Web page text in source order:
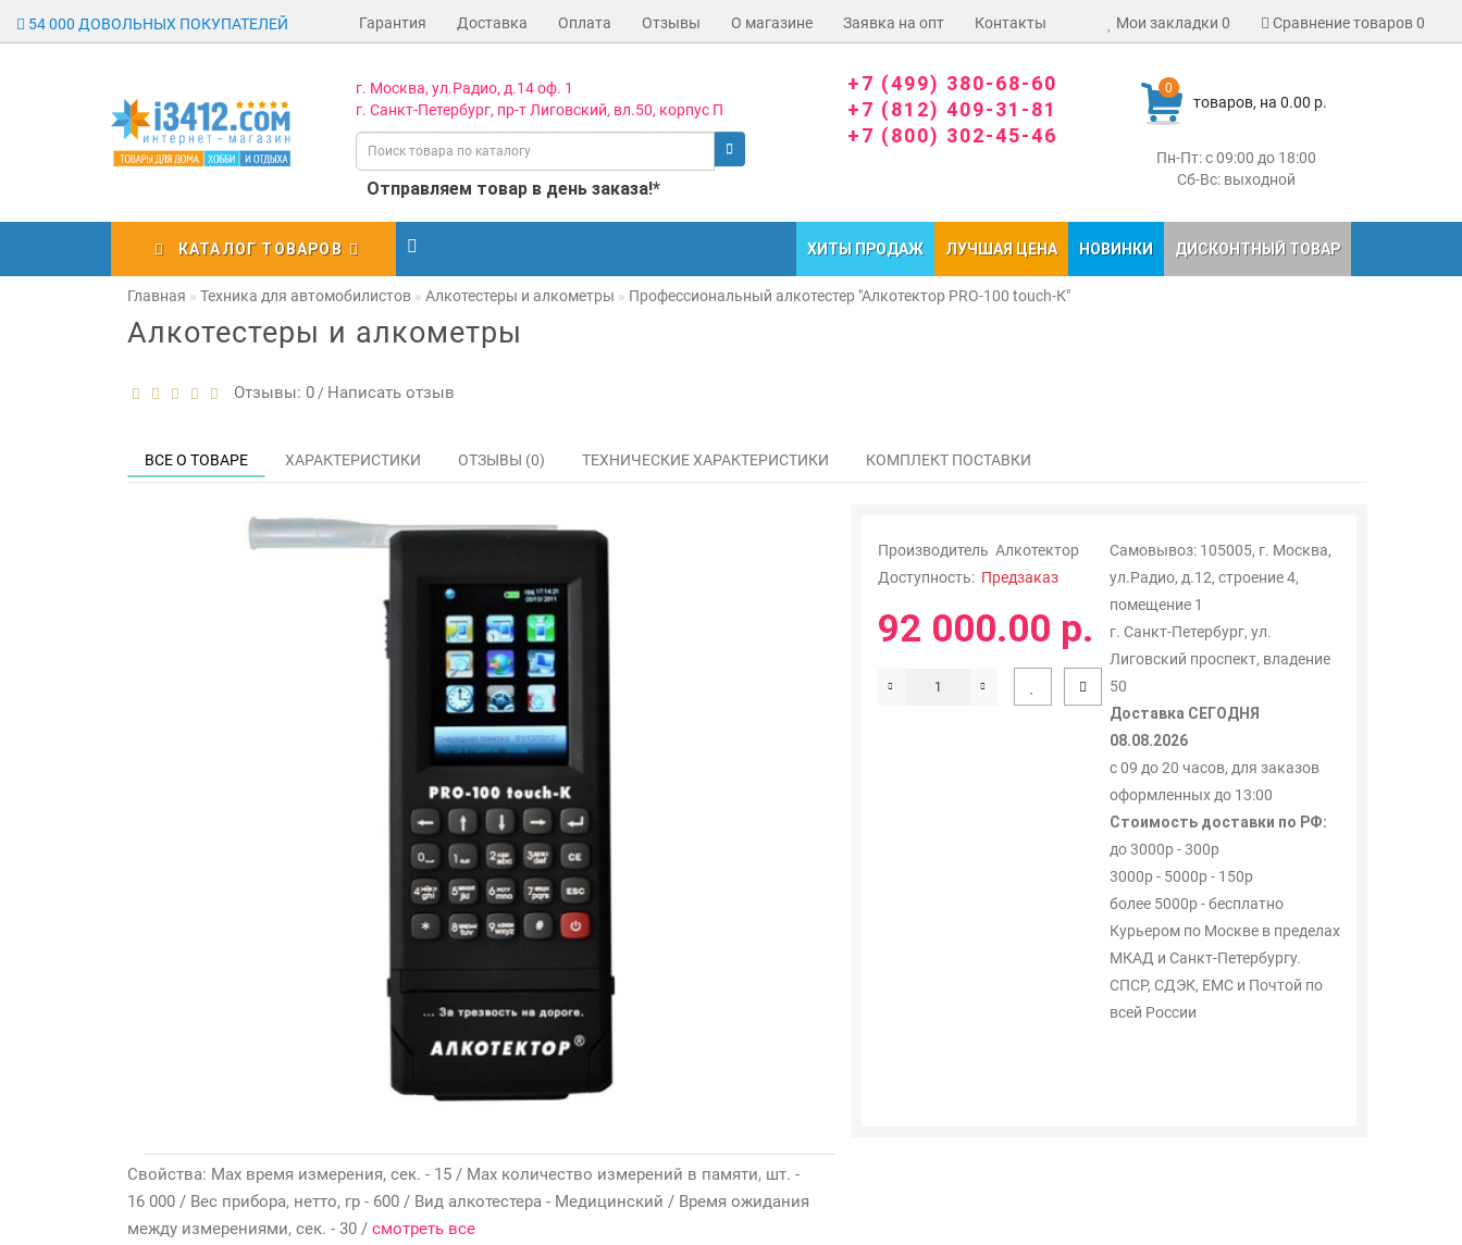
54 000 ДОВОЛЬНЫХ ПОКУПАТЕЛЕЙ Гарантия Доставка Оплата Отзывы О магазине Заявка на опт Контакты Мои закладки 0 Сравнение товаров0
0
товаров, на 0.00 р.
Пн-Пт: с 09:00 до 18:00
Сб-Вс: выходной
г. Москва, ул.Радио, д.14 оф. 1
г. Санкт-Петербург, пр-т Лиговский, вл.50, корпус П
Отправляем товар в день заказа!*
+7 (499) 380-68-60
+7 (812) 409-31-81
+7 (800) 302-45-46
КАТАЛОГ ТОВАРОВ ХИТЫ ПРОДАЖ ЛУЧШАЯ ЦЕНА НОВИНКИ ДИСКОНТНЫЙ ТОВАР
Главная Техника для автомобилистов Алкотестеры и алкометры Профессиональный алкотестер "Алкотектор PRO-100 touch-К"
Алкотестеры и алкометры
Отзывы: 0 / Написать отзыв
ВСЕ О ТОВАРЕ ХАРАКТЕРИСТИКИ ОТЗЫВЫ (0) ТЕХНИЧЕСКИЕ ХАРАКТЕРИСТИКИ КОМПЛЕКТ ПОСТАВКИ
Свойства: Max время измерения, сек. - 15 / Max количество измерений в памяти, шт. -
16 000 / Вес прибора, нетто, гр - 600 / Вид алкотестера - Медицинский / Время ожидания
между измерениями, сек. - 30 / смотреть все
Производитель Алкотектор
Доступность: Предзаказ
Самовывоз: 105005, г. Москва,
ул.Радио, д.12, строение 4,
помещение 1
г. Санкт-Петербург, ул.
Лиговский проспект, владение
50
Доставка СЕГОДНЯ
08.08.2026
с 09 до 20 часов, для заказов
оформленных до 13:00
Стоимость доставки по РФ:
до 3000р - 300р
3000р - 5000р - 150р
более 5000р - бесплатно
Курьером по Москве в пределах
МКАД и Санкт-Петербургу.
СПСР, СДЭК, ЕМС и Почтой по
всей России
92 000.00 р.